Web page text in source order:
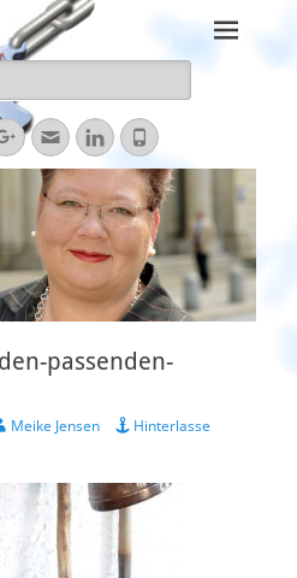
Meike Jensen
bringen Ihre Vision nach vorne
Googleplus
E-
Mail
LinkedInTelefon
passenden-
Meike Jensen
Hinterlasse